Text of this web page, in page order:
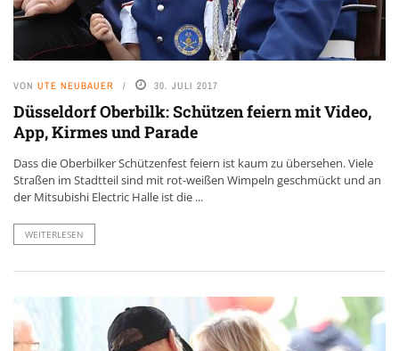
VON UTE NEUBAUER 30. JULI 2017
Düsseldorf Oberbilk: Schützen feiern mit Video,
App, Kirmes und Parade
Dass die Oberbilker Schützenfest feiern ist kaum zu übersehen. Viele
Straßen im Stadtteil sind mit rot-weißen Wimpeln geschmückt und an
der Mitsubishi Electric Halle ist die ...
WEITERLESEN